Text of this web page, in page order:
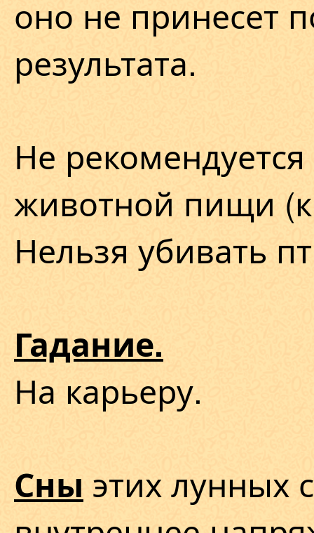
оно не принесет
результата.
Не
животной пищи
Нельзя убивать
Гадание.
На карьеру.
Сны этих лунных